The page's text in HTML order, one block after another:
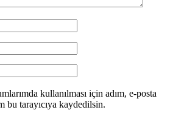
kullanılması için adım, e-posta
bu tarayıcıya kaydedilsin.